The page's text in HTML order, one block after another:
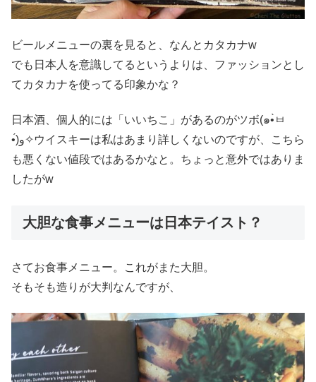
ビールメニューの裏を見ると、なんとカタカナw
でも日本人を意識してるというよりは、ファッションとし
てカタカナを使ってる印象かな？
日本酒、個人的には「いいちこ」があるのがツボ(๑•̀ㅂ
•́)و✧ウイスキーは私はあまり詳しくないのですが、こちら
も悪くない値段ではあるかなと。ちょっと意外ではありま
したがw
大胆な食事メニューは日本テイスト？
さてお食事メニュー。これがまた大胆。
そもそも造りが大判なんですが、